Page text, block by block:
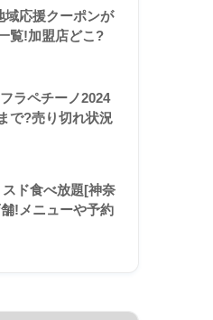
域応援クーポンが
覧!加盟店どこ?
ラペチーノ2024
で?売り切れ状況
ド食べ放題[神奈
!メニューや予約